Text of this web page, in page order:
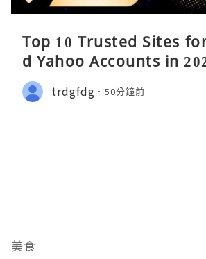
Top 10 Trusted Sites
d Yahoo Accounts in
trdgfdg 50分鐘前
美食